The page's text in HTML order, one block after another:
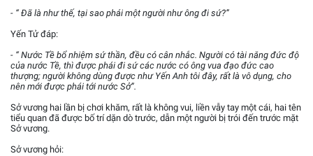
- “ Đã là như thế, tại sao phái một người như ông đi sứ?”
Yến Tử đáp:
- “ Nước Tề bổ nhiệm sứ thần, đều có cân nhắc. Người có tài năng đức độ
của nước Tề, thì được phái đi sứ các nước có ông vua đạo đức cao
thượng; người không dùng được như Yến Anh tôi đây, rất là vô dụng, cho
nên mới được phái tới nước Sở”.
Sở vương hai lần bị chơi khăm, rất là không vui, liền vẫy tay một cái, hai tên
tiểu quan đã được bố trí dặn dò trước, dẫn một người bị trói đến trước mặt
Sở vương.
Sở vương hỏi: